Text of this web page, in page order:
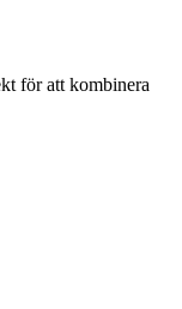
för att kombinera